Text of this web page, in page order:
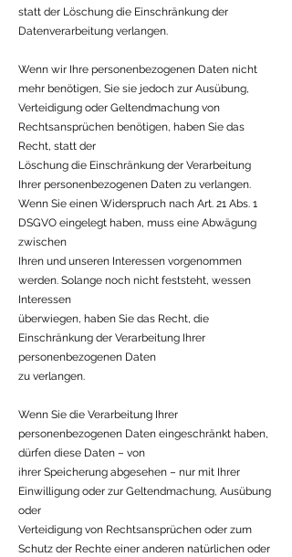
statt der Löschung die Einschränkung der
Datenverarbeitung verlangen.
Wenn wir Ihre personenbezogenen Daten nicht
mehr benötigen, Sie sie jedoch zur Ausübung,
Verteidigung oder Geltendmachung von
Rechtsansprüchen benötigen, haben Sie das
Recht, statt der
Löschung die Einschränkung der Verarbeitung
Ihrer personenbezogenen Daten zu verlangen.
Wenn Sie einen Widerspruch nach Art. 21 Abs. 1
DSGVO eingelegt haben, muss eine Abwägung
zwischen
Ihren und unseren Interessen vorgenommen
werden. Solange noch nicht feststeht, wessen
Interessen
überwiegen, haben Sie das Recht, die
Einschränkung der Verarbeitung Ihrer
personenbezogenen Daten
zu verlangen.
Wenn Sie die Verarbeitung Ihrer
personenbezogenen Daten eingeschränkt haben,
dürfen diese Daten – von
ihrer Speicherung abgesehen – nur mit Ihrer
Einwilligung oder zur Geltendmachung, Ausübung
oder
Verteidigung von Rechtsansprüchen oder zum
Schutz der Rechte einer anderen natürlichen oder